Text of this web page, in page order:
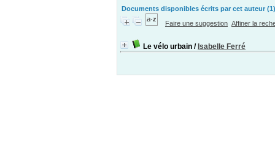
Documents disponibles écrits par cet auteur (1)
Faire une suggestion Affiner la
Le vélo urbain / Isabelle Ferré